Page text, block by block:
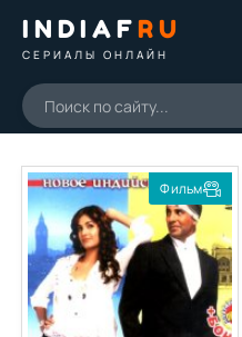
INDIAFRU
СЕРИАЛЫ ОНЛАЙН
Фильм